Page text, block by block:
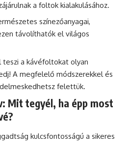
a foltok kialakulásához.
színezőanyagai,
távolíthatók el világos
a kávéfoltokat olyan
A megfelelő módszerekkel és
felettük.
Mit tegyél, ha épp most
kulcsfontosságú a sikeres